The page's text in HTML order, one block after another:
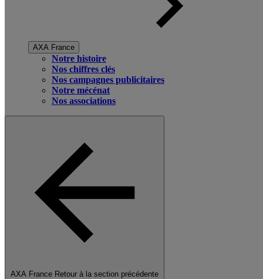
AXA France
Notre histoire
Nos chiffres clés
Nos campagnes publicitaires
Notre mécénat
Nos associations
AXA France Retour à la section précédente